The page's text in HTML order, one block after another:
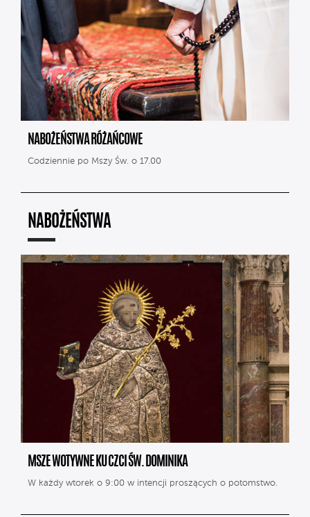
NABOŻEŃSTWA RÓŻAŃCOWE
Codziennie po Mszy Św. o 17.00
NABOŻEŃSTWA
MSZE WOTYWNE KU CZCI ŚW. DOMINIKA
W każdy wtorek o 9:00 w intencji proszących o potomstwo.